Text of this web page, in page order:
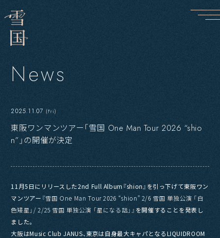
News
2025.11.07 (Fri)
東阪ワンマンツアー「雪国 One Man Tour 2026 “shio
n”」の開催が決定
11月5日にリリースした2nd Full Album『shion』を引っ下げて東阪ワン
マンツアー 『雪国 One Man Tour 2026 “shion” 2/6 雪国 単独公演 「白
色矮星」/ 2/25 雪国 単独公演 「星になる話」』 を開催することを発表し
ました。
大阪はMusic Club JANUS、東京は自身最大キャパとなるLIQUIDROOM